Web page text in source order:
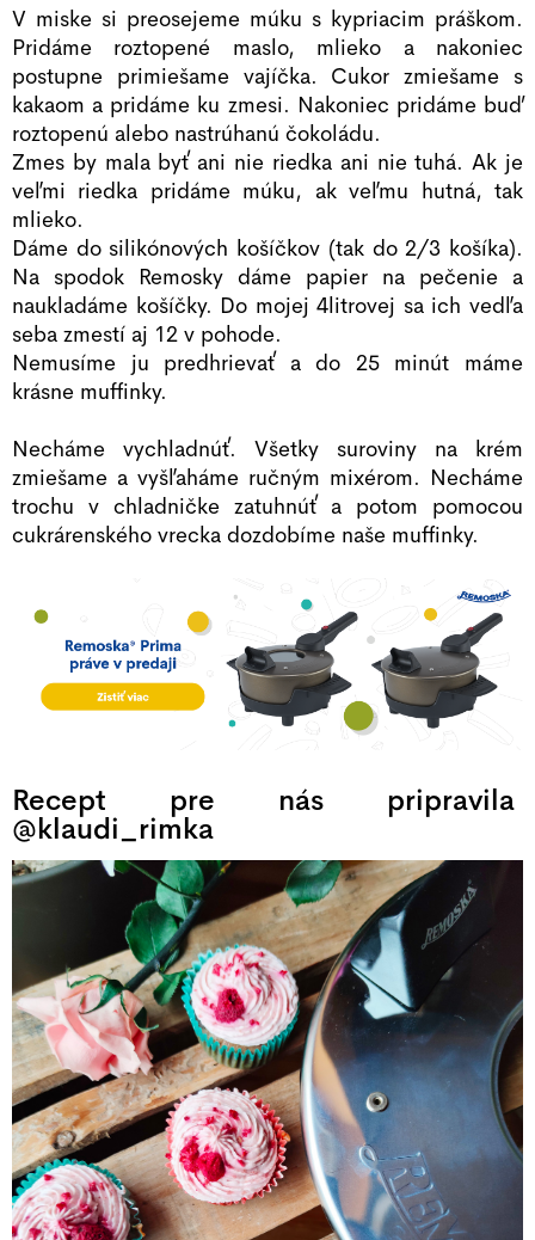
V miske si preosejeme múku s kypriacim práškom.
Pridáme roztopené maslo, mlieko a nakoniec
postupne primiešame vajíčka. Cukor zmiešame s
kakaom a pridáme ku zmesi. Nakoniec pridáme buď
roztopenú alebo nastrúhanú čokoládu.
Zmes by mala byť ani nie riedka ani nie tuhá. Ak je
veľmi riedka pridáme múku, ak veľmu hutná, tak
mlieko.
Dáme do silikónových košíčkov (tak do 2/3 košíka).
Na spodok Remosky dáme papier na pečenie a
naukladáme košíčky. Do mojej 4litrovej sa ich vedľa
seba zmestí aj 12 v pohode.
Nemusíme ju predhrievať a do 25 minút máme
krásne muffinky.
Necháme vychladnúť. Všetky suroviny na krém
zmiešame a vyšľaháme ručným mixérom. Necháme
trochu v chladničke zatuhnúť a potom pomocou
cukrárenského vrecka dozdobíme naše muffinky.
Recept pre nás pripravila
@klaudi_rimka